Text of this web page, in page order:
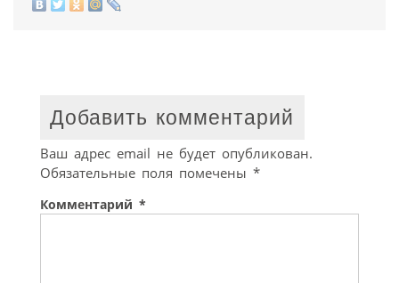
Добавить комментарий
Ваш адрес email не будет опубликован.
Обязательные поля помечены *
Комментарий *